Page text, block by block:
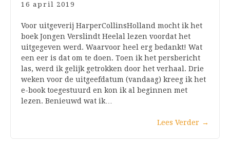
16 april 2019
Voor uitgeverij HarperCollinsHolland mocht ik het
boek Jongen Verslindt Heelal lezen voordat het
uitgegeven werd. Waarvoor heel erg bedankt! Wat
een eer is dat om te doen. Toen ik het persbericht
las, werd ik gelijk getrokken door het verhaal. Drie
weken voor de uitgeefdatum (vandaag) kreeg ik het
e-book toegestuurd en kon ik al beginnen met
lezen. Benieuwd wat ik…
Lees Verder →